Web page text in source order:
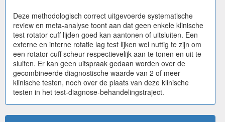
Deze methodologisch correct uitgevoerde systematische
review en meta-analyse toont aan dat geen enkele klinische
test rotator cuff lijden goed kan aantonen of uitsluiten. Een
externe en interne rotatie lag test lijken wel nuttig te zijn om
een rotator cuff scheur respectievelijk aan te tonen en uit te
sluiten. Er kan geen uitspraak gedaan worden over de
gecombineerde diagnostische waarde van 2 of meer
klinische testen, noch over de plaats van deze klinische
testen in het test-diagnose-behandelingstraject.